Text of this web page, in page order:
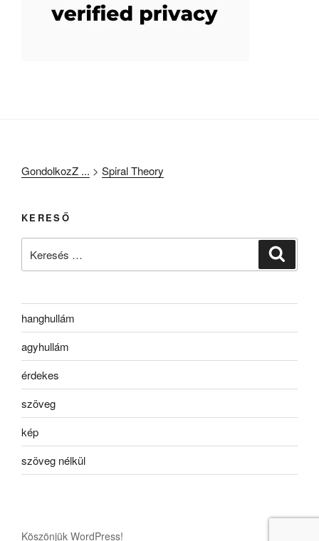
GondolkozZ ... > Spiral Theory
KERESŐ
hanghullám
agyhullám
érdekes
szöveg
kép
szöveg nélkül
Köszönjük WordPress!